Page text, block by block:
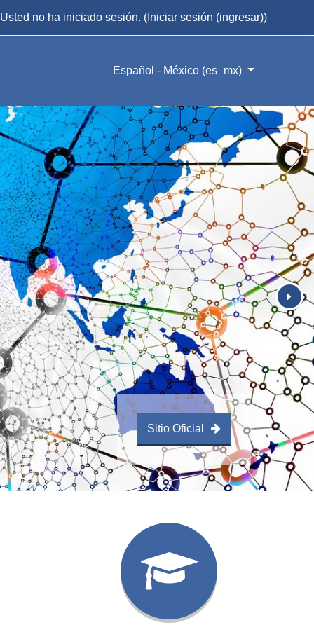
Usted no ha iniciado sesión. ( Iniciar sesión (ingresar))
Español - México ‎(es_mx)‎
Sitio Oficial